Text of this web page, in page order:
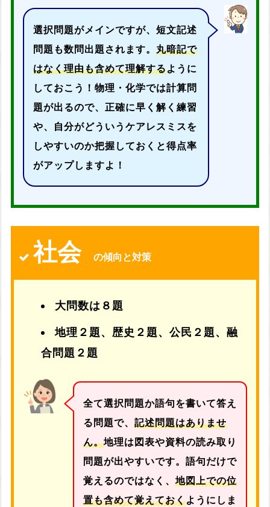
選択問題がメインですが、短文記述
問題も数問出題されます。 丸暗記で
はなく理由も含めて理解するように
しておこう！物理・化学では計算問
題が出るので、正確に早く解く練習
や、自分がどういうケアレスミスを
しやすいのか把握しておくと得点率
がアップしますよ！
社会 の傾向と対策
大問数は８題
地理２題、歴史２題、公民２題、融
合問題２題
全て選択問題か語句を書いて答え
る問題で、 記述問題はありませ
ん。地理は図表や資料の読み取り
問題が出やすいです。語句だけで
覚えるのではなく、 地図上での位
置も含めて覚えておくようにしま